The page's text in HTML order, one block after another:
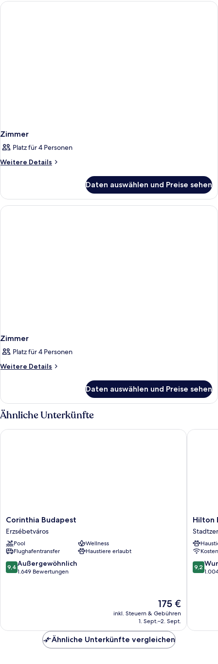
Zimmer
Platz für 4 Personen
Weitere Details
Weitere
Daten auswählen und Preise sehen
Zimmer
Platz für 4 Personen
Weitere Details
Weitere
Daten auswählen und Preise sehen
Ähnliche Unterkünfte
Corinthia
Budapest
Erzsébetváros
Corinthia Budapest
Erzsébetváros
Pool
Wellness
Flughafentransfer
Haustiere erlaubt
9.4
von
9,4 Außergewöhnlich
1.649 Bewertungen
Der
Preis
beträgt
175 €
inkl. Steuern & Gebühren
1. Sept.–2. Sept.
Corinthia Budapest
Hilton
von
Hilton
9.2
von
9,2
Hilton
Ähnliche Unterkünfte vergleichen